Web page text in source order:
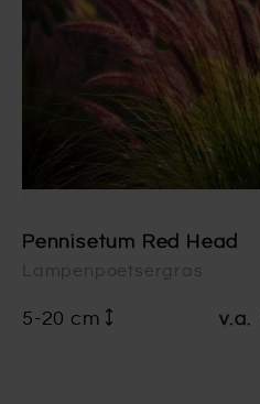
Pennisetum Red Head
Lampenpoetsergras
5-20 cm v.a.